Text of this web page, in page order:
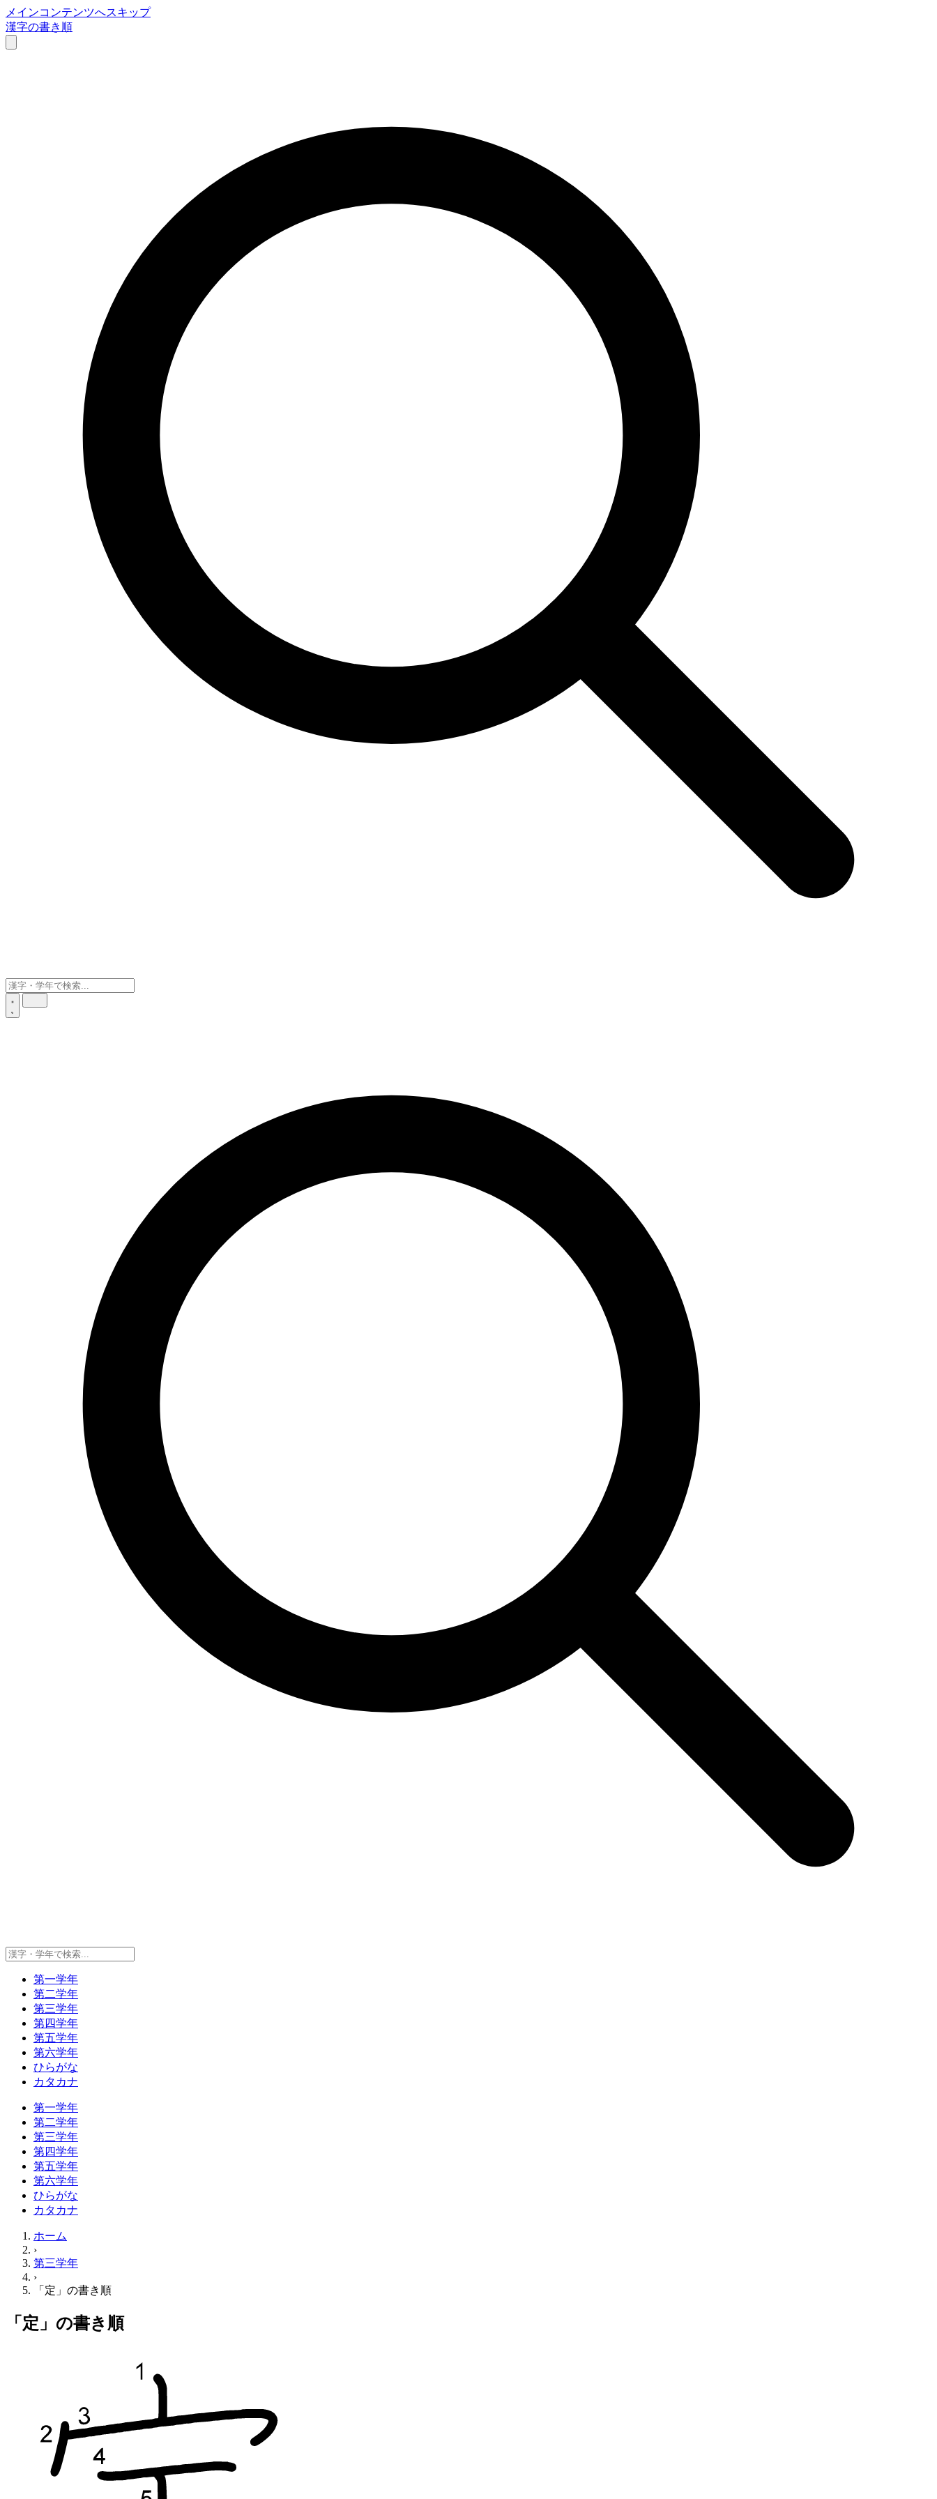
メインコンテンツへスキップ
漢字の書き順
第一学年
第二学年
第三学年
第四学年
第五学年
第六学年
ひらがな
カタカナ
第一学年
第二学年
第三学年
第四学年
第五学年
第六学年
ひらがな
カタカナ
ホーム
›
第三学年
›
「定」の書き順
「定」の書き順